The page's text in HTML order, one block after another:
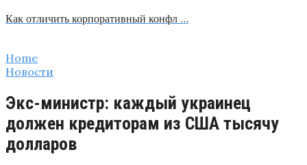
Как отличить корпоративный конфл …
Home
Новости
Экс-министр: каждый украинец
должен кредиторам из США тысячу
долларов